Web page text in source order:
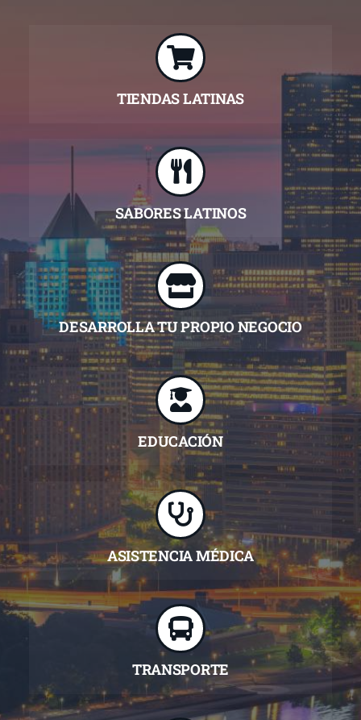
TIENDAS LATINAS
SABORES LATINOS
DESARROLLA TU PROPIO NEGOCIO
EDUCACIÓN
ASISTENCIA MÉDICA
TRANSPORTE